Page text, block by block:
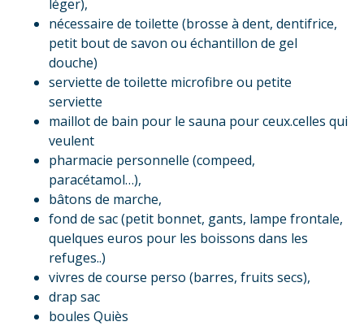
léger),
nécessaire de toilette (brosse à dent, dentifrice,
petit bout de savon ou échantillon de gel
douche)
serviette de toilette microfibre ou petite
serviette
maillot de bain pour le sauna pour ceux.celles qui
veulent
pharmacie personnelle (compeed,
paracétamol…),
bâtons de marche,
fond de sac (petit bonnet, gants, lampe frontale,
quelques euros pour les boissons dans les
refuges..)
vivres de course perso (barres, fruits secs),
drap sac
boules Quiès